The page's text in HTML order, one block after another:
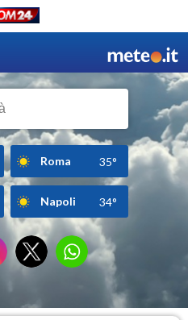
Roma 35°
Napoli 34°